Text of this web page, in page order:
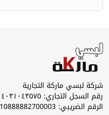
شركة لبسي ماركة التجارية
رقم السجل التجاري: ٤۰۳۱۰٤۳٥۷٥
الرقم الضريبي: 310888882700003